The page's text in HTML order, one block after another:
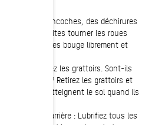
s’il y a des encoches, des déchirures
Faites tourner les roues
chacune d’elles bouge librement et
: Examinez les grattoirs. Sont-ils
elles usées? Retirez les grattoirs et
qu’ils atteignent le sol quand ils
du châssis arrière : Lubrifiez tous les